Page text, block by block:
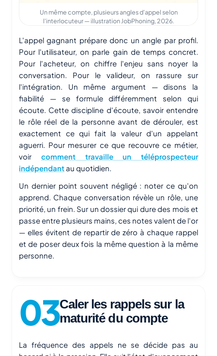
Un même compte, plusieurs angles d'appel selon
l'interlocuteur — illustration JobPhoning, 2026.
L'appel gagnant prépare donc un angle par profil.
Pour l'utilisateur, on parle gain de temps concret.
Pour l'acheteur, on chiffre l'enjeu sans noyer la
conversation. Pour le valideur, on rassure sur
l'intégration. Un même argument — disons la
fiabilité — se formule différemment selon qui
écoute. Cette discipline d'écoute, savoir entendre
le rôle réel de la personne avant de dérouler, est
exactement ce qui fait la valeur d'un appelant
aguerri. Pour mesurer ce que recouvre ce métier,
voir comment travaille un téléprospecteur
indépendantau quotidien.
Un dernier point souvent négligé : noter ce qu'on
apprend. Chaque conversation révèle un rôle, une
priorité, un frein. Sur un dossier qui dure des mois et
passe entre plusieurs mains, ces notes valent de l'or
— elles évitent de repartir de zéro à chaque rappel
et de poser deux fois la même question à la même
personne.
Caler les rappels sur la
maturité du compte
La fréquence des appels ne se décide pas au